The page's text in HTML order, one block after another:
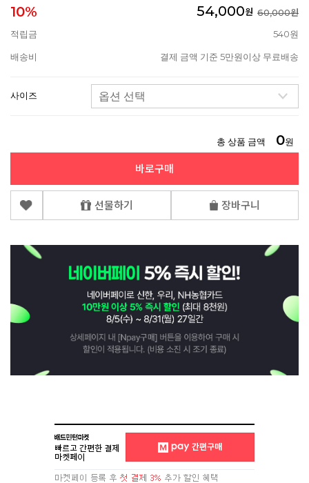
10% 54,000원 60,000원
적립금
540원
배송비 결제 금액 기준 5만원이상 무료배송
사이즈
총 상품 금액 0원
바로구매
선물하기 장바구니